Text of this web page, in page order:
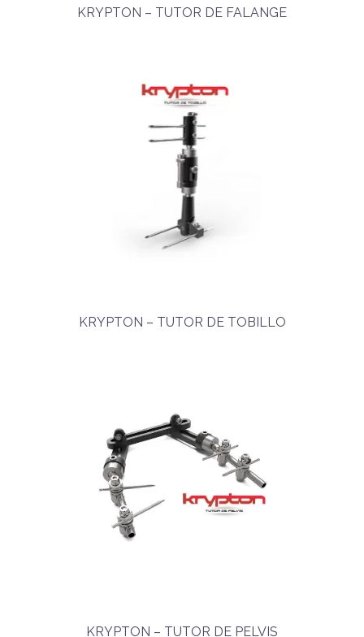
KRYPTON – TUTOR DE FALANGE
KRYPTON – TUTOR DE TOBILLO
KRYPTON – TUTOR DE PELVIS